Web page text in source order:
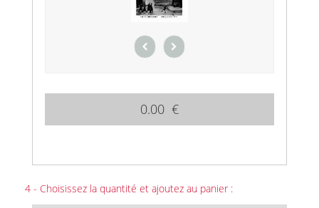
0.00 €
4 - Choisissez la quantité et ajoutez au panier :